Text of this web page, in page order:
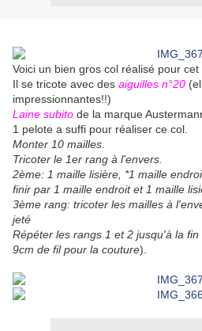
Voici un bien gros col réalisé pour cet
Il se tricote avec des aiguilles n°20
impressionnantes!!)
Laine subito de la marque
1 pelote a suffi pour réaliser ce col.
Monter 10 mailles.
Tricoter le 1er rang à l'envers.
2ème: 1 maille lisière, *1 maille
finir par 1 maille endroit et 1 maille
3ème rang: tricoter les mailles à
jeté
Répéter les rangs 1 et 2 jusqu'à la
9cm de fil pour la couture).